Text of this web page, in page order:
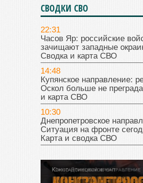
СВОДКИ СВО
22:31
Часов Яр: российские
зачищают западные
Сводка и карта СВО
14:48
Купянское направление:
Оскол больше не
и карта СВО
10:30
Днепропетровское
Ситуация на фронте
Карта и сводка СВО